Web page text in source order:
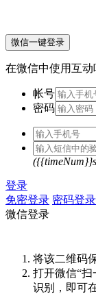
微信一键登录
在微信中使用互
帐号
密码
登录
免密登录 密码登录
微信登录
将该二维码
打开微信“
识别，即可